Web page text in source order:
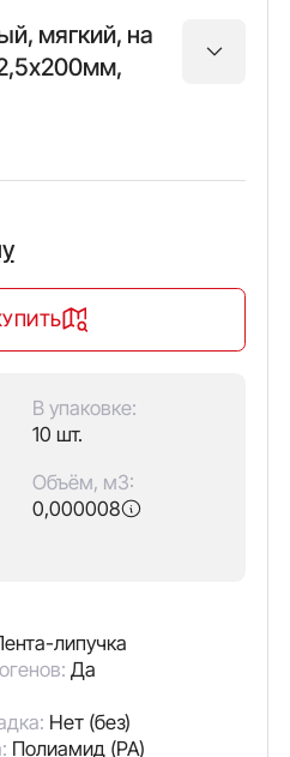
мягкий, на
В упаковке:
10 шт.
Объём, м3:
0,000008
липучка
Да
Нет (без)
Полиамид (PA)